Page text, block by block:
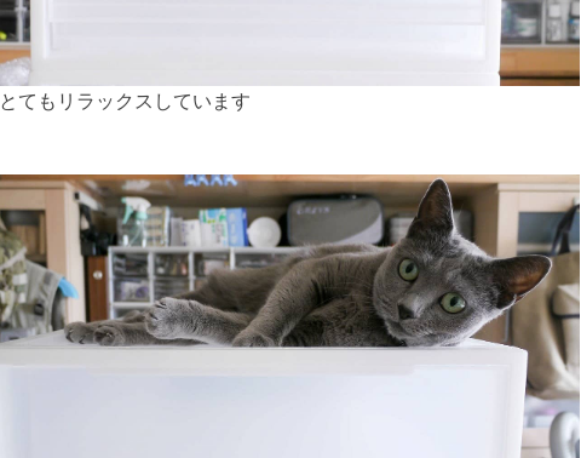
とてもリラックスしています